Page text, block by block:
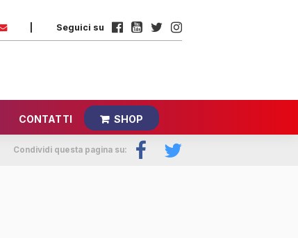
Seguici su
CONTATTI SHOP
Condividi questa pagina su: